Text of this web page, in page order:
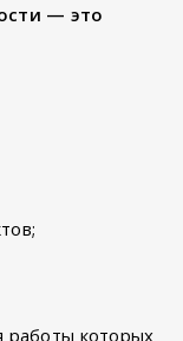
— это
работы которых